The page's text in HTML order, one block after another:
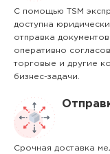
С помощью TSM
доступна
отправка
оперативно
торговые и другие
бизнес-задачи.
Срочная доставка